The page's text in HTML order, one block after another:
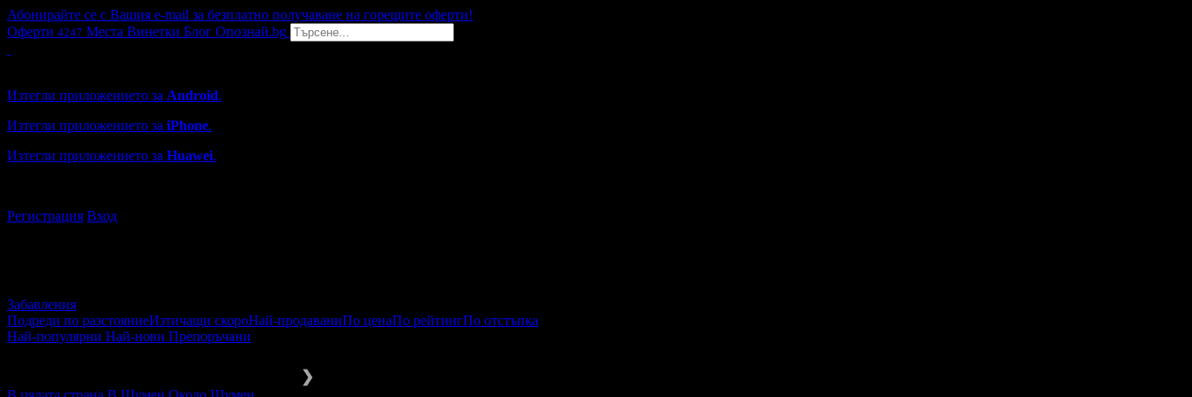
Абонирайте се с Вашия e-mail за безплатно получаване на горещите оферти!
Оферти 4247 Места Винетки Блог Опознай.bg
Изтегли приложението за Android.
Изтегли приложението за iPhone.
Изтегли приложението за Huawei.
Регистрация Вход
Забавления
Подреди по разстояниеИзтичащи скороНай-продаваниПо ценаПо рейтингПо отстъпка
Най-популярни Най-нови Препоръчани
❯